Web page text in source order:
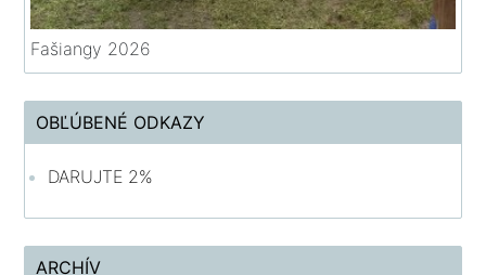
Fašiangy 2026
OBĽÚBENÉ ODKAZY
DARUJTE 2%
ARCHÍV